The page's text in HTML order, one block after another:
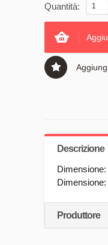
Quantità:
Descrizione
Produttore